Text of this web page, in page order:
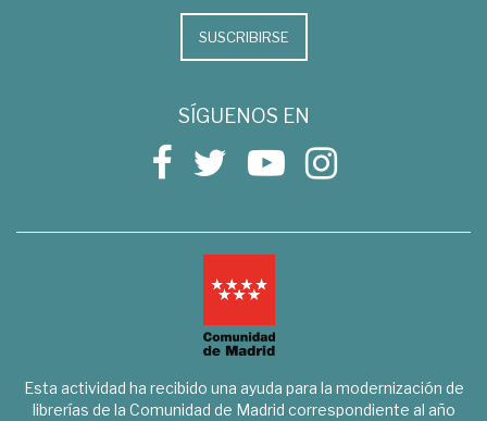
SUSCRIBIRSE
SÍGUENOS EN
Esta actividad ha recibido una ayuda para la modernización de
librerías de la Comunidad de Madrid correspondiente al año